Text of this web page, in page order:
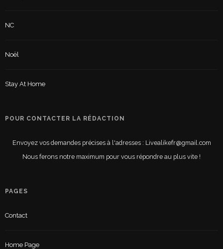
NC
Noël
Stay At Home
POUR CONTACTER LA RÉDACTION
Envoyez vos demandes précises à l'adresses : Livealikefr@gmail.com
Nous ferons notre maximum pour vous répondre au plus vite !
PAGES
Contact
Home Page